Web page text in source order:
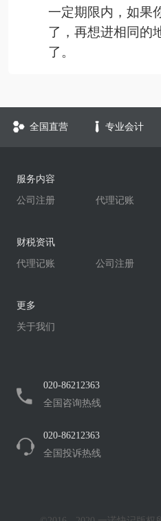
一定期限内，如果
了，再想进相同的
了。
全国直营 专业会计
服务内容
公司注册
代理记账
财税资讯
代理记账
公司注册
更多
关于我们
020-86212363
全国咨询热线
020-86212363
全国投诉热线